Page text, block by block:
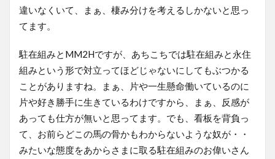
違いなくいて、まぁ、棲み分けを考えるしかないと思っ
てます。
駐在組みとMM2Hですが、あちこちでは駐在組みと永住
組みという形で対立ってほどじゃないにしてもぶつかる
ことがありますね。まぁ、片や一生懸命働いているのに
片や好き勝手に生きているわけですから、まぁ、反感が
あっても仕方が無いと思ってます。でも、看板を背負っ
て、お前らどこの馬の骨かもわからないような奴が・・
みたいな態度をあからさまに取る駐在組みのお偉いさん